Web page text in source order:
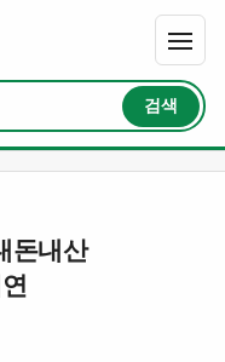
검색
돈내산